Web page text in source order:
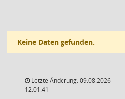
Keine Daten gefunden.
Letzte Änderung: 09.08.2026
12:01:41